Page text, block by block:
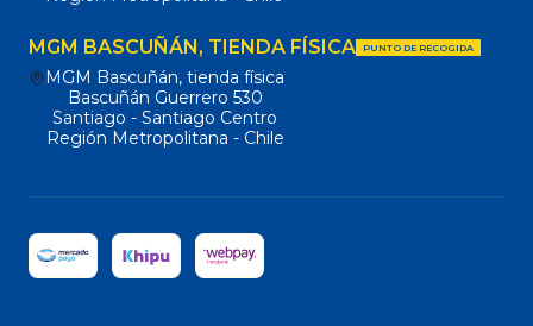
MGM BASCUÑÁN, TIENDA FÍSICA PUNTO DE RECOGIDA
MGM Bascuñán, tienda física
Bascuñán Guerrero 530
Santiago - Santiago Centro
Región Metropolitana - Chile